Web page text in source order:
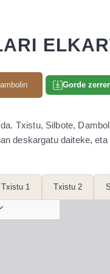
Gorde
Txistu, Silbote,
deskargatu daiteke,
Txistu 1 Txistu 2